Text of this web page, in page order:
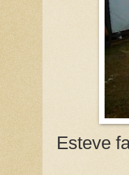
Esteve